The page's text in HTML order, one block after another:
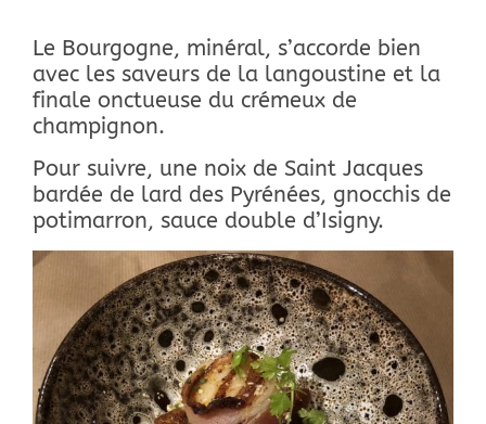
Le Bourgogne, minéral, s’accorde bien
avec les saveurs de la langoustine et la
finale onctueuse du crémeux de
champignon.
Pour suivre, une noix de Saint Jacques
bardée de lard des Pyrénées, gnocchis de
potimarron, sauce double d’Isigny.